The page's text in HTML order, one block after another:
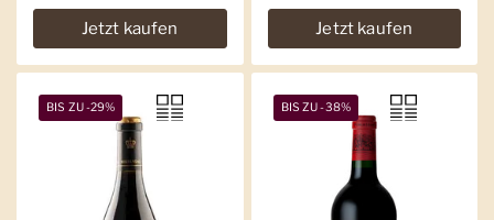
Jetzt kaufen Jetzt kaufen
BIS ZU -29% BIS ZU -38%